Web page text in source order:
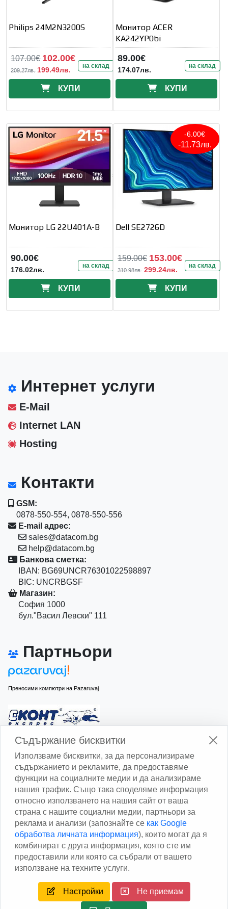
Philips 24M2N3200S
107.00€ 102.00€
209.27лв. 199.49лв. на склад
КУПИ
Монитор ACER
KA242YP0bi
89.00€
174.07лв. на склад
КУПИ
Монитор LG 22U401A-B
90.00€
176.02лв. на склад
КУПИ
-6.00€
-11.73лв.
Dell SE2726D
159.00€ 153.00€
310.98лв. 299.24лв. на склад
КУПИ
Интернет услуги
E-Mail
Internet LAN
Hosting
Контакти
GSM:
0878-550-554, 0878-550-556
E-mail адрес:
sales@datacom.bg
help@datacom.bg
Банкова сметка:
IBAN: BG69UNCR76301022598897
BIC: UNCRBGSF
Магазин:
София 1000
бул."Васил Левски" 111
Партньори
Преносими компютри на Pazaruvaj
Изчисли доставката с Еконт
Изчисли доставката със Спиди
Facebook
Съдържание бисквитки
Използваме бисквитки, за да персонализираме
съдържанието и рекламите, да предоставяме
функции на социалните медии и да анализираме
нашия трафик. Също така споделяме информация
относно използването на нашия сайт от ваша
страна с нашите социални медии, партньори за
реклама и анализи (запознайте се как Google
обработва личната информация), които могат да я
комбинират с друга информация, която сте им
предоставили или която са събрали от вашето
използване на техните услуги.
Настройки Не приемам
Copyright © 2013 - 2026Дейтаком ООДAuthor